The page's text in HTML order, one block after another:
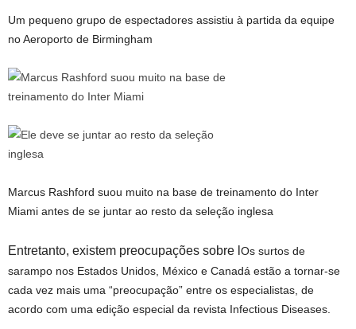
Um pequeno grupo de espectadores assistiu à partida da equipe
no Aeroporto de Birmingham
Marcus Rashford suou muito na base de treinamento do Inter
Miami antes de se juntar ao resto da seleção inglesa
Entretanto, existem preocupações sobre l Os surtos de
sarampo nos Estados Unidos, México e Canadá estão a tornar-se
cada vez mais uma “preocupação” entre os especialistas, de
acordo com uma edição especial da revista Infectious Diseases.